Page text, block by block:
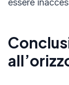
essere